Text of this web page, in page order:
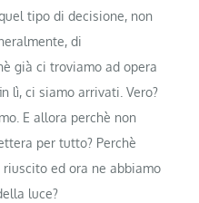
tipo di decisione, non
di
già ci troviamo ad opera
lì, ci siamo arrivati. Vero?
E allora perchè non
per tutto? Perchè
ed ora ne abbiamo
luce?